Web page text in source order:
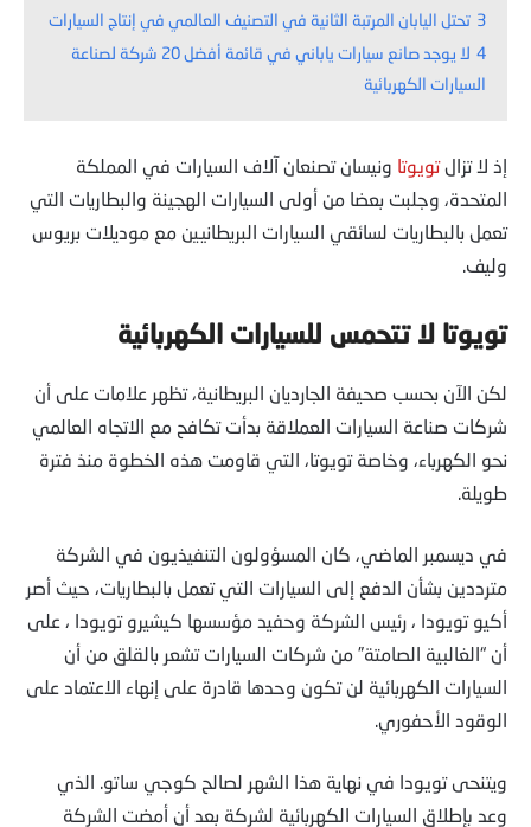
3 تحتل اليابان المرتبة الثانية في التصنيف العالمي في إنتاج السيارات
4
لا يوجد صانع سيارات ياباني في قائمة أفضل 20 شركة لصناعة
السيارات الكهربائية
إذ لا تزالتويوتا ونيسان تصنعان آلاف السيارات في المملكة
المتحدة، وجلبت بعضا من أولى السيارات الهجينة والبطاريات التي
تعمل بالبطاريات لسائقي السيارات البريطانيين مع موديلات بريوس
وليف.
تويوتا لا تتحمس للسيارات الكهربائية
لكن الآن بحسب صحيفة الجارديان البريطانية، تظهر علامات على أن
شركات صناعة السيارات العملاقة بدأت تكافح مع الاتجاه العالمي
نحو الكهرباء، وخاصة تويوتا، التي قاومت هذه الخطوة منذ فترة
طويلة.
في ديسمبر الماضي، كان المسؤولون التنفيذيون في الشركة
مترددين بشأن الدفع إلى السيارات التي تعمل بالبطاريات، حيث أصر
أكيو تويودا ، رئيس الشركة وحفيد مؤسسها كيشيرو تويودا ، على
أن “الغالبية الصامتة” من شركات السيارات تشعر بالقلق من أن
السيارات الكهربائية لن تكون وحدها قادرة على إنهاء الاعتماد على
الوقود الأحفوري.
ويتنحى تويودا في نهاية هذا الشهر لصالح كوجي ساتو. الذي
وعد بإطلاق السيارات الكهربائية لشركة بعد أن أمضت الشركة